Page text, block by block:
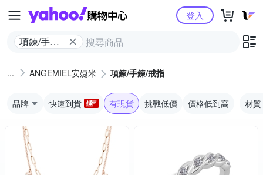
Yahoo購物中心
項鍊/手鍊/
登入
ANGEMIEL安婕米 項鍊/手鍊/戒指
品牌 快速到貨 有現貨 挑戰低價 價格低到高 材質